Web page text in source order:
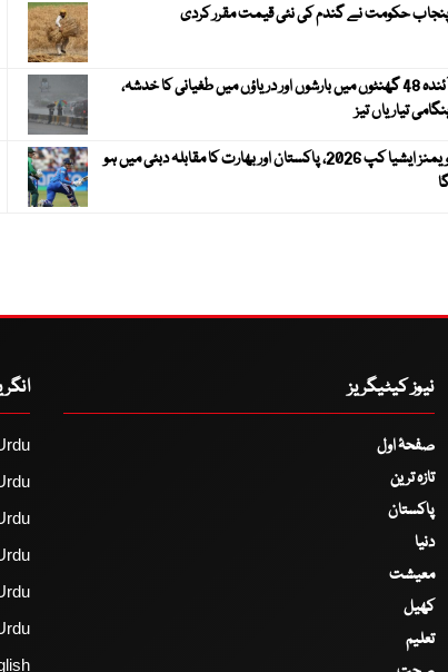
حکومت نے گندم کی نئی قیمت مقرر کردی
آئندہ 48 گھنٹوں میں بارشوں اور دریاؤں میں طغیانی کا خدشہ،
تیاریاں تیز
ویمنز ایشیا کپ 2026، پاکستان اور بھارت کا مقابلہ دبئی میں ہو
نیوز کیٹیگریز
صفحۂ اول
تازہ ترین
پاکستان
دنیا
معیشت
کھیل
تعلیم